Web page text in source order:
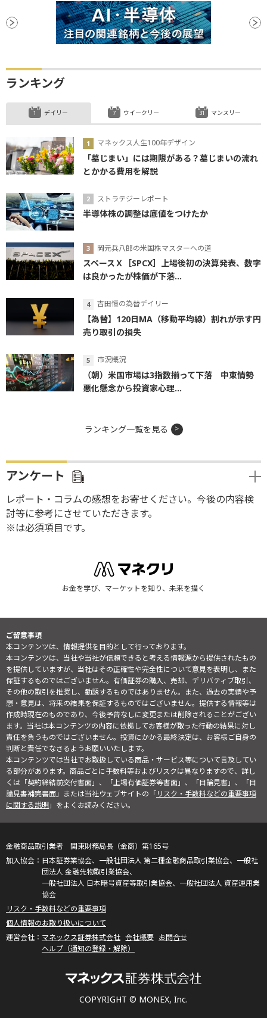
ランキング
デイリー
マネックス人生100年デザイン
「墓じまい」には期限がある？墓じまいの流れ
とかかる費用を解説
ストラテジーレポート
半導体株の調整は底値をつけたか
岡元兵八郎の米国株マスターへの道
スペースＸ［SPCX］上場後初の決算発表、数字
は良かったが株価が下落...
吉田恒の為替デイリー
【為替】120日MA（移動平均線）割れが示す円
売り取引の損失
市況概況
（朝）米国市場は3指数揃って下落 中東情勢
悪化懸念から投資家心理...
ウイークリー マンスリー
ランキング一覧を見る
アンケート
レポート・コラムの感想をお寄せください。今後の内容検
討等に参考にさせていただきます。
※は必須項目です。
お金を学び、マーケットを知り、未来を描く
ご留意事項
本コンテンツは、情報提供を目的として行っております。
本コンテンツは、当社や当社が信頼できると考える情報源から提供されたもの
を提供していますが、当社はその正確性や完全性について意見を表明し、また
保証するものではございません。有価証券の購入、売却、デリバティブ取引、
その他の取引を推奨し、勧誘するものではありません。また、過去の実績や予
想・意見は、将来の結果を保証するものではございません。提供する情報等は
作成時現在のものであり、今後予告なしに変更または削除されることがござい
ます。当社は本コンテンツの内容に依拠してお客様が取った行動の結果に対し
責任を負うものではございません。投資にかかる最終決定は、お客様ご自身の
判断と責任でなさるようお願いいたします。
本コンテンツでは当社でお取扱している商品・サービス等について言及してい
る部分があります。商品ごとに手数料等およびリスクは異なりますので、詳し
くは「契約締結前交付書面」、「上場有価証券等書面」、「目論見書」、「目
論見書補完書面」または当社ウェブサイトの「リスク・手数料などの重要事項
に関する説明」をよくお読みください。
COPYRIGHT © MONEX, Inc.
金融商品取引業者 関東財務局長（金商）第165号
日本証券業協会、一般社団法人 第二種金融商品取引業協会、一般社
団法人 金融先物取引業協会、
一般社団法人 日本暗号資産等取引業協会、一般社団法人 資産運用業
協会
リスク・手数料などの重要事項
個人情報のお取り扱いについて
マネックス証券株式会社 会社概要 お問合せ
ヘルプ（通知の登録・解除）